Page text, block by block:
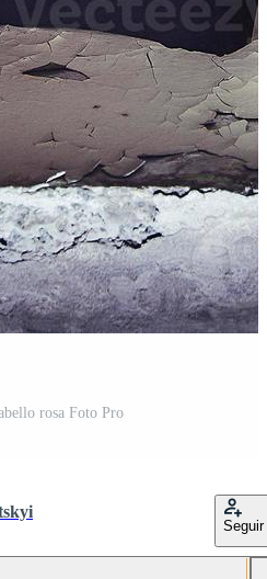
rosa Foto Pro
Seguir